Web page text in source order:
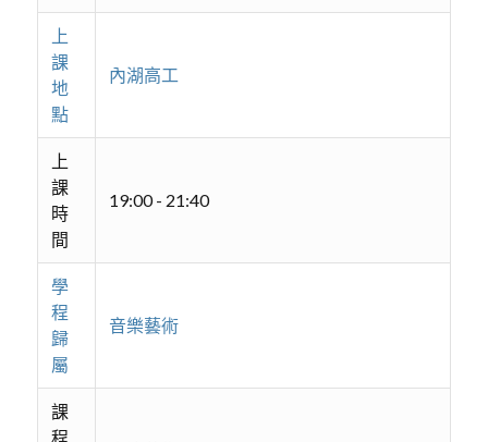
上
課
地
點
內湖高工
上
課
時
間
19:00 - 21:40
學
程
歸
屬
音樂藝術
課
程